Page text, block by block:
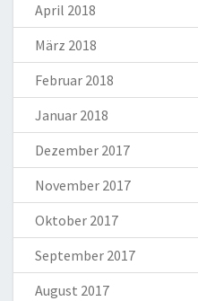
April 2018
März 2018
Februar 2018
Januar 2018
Dezember 2017
November 2017
Oktober 2017
September 2017
August 2017